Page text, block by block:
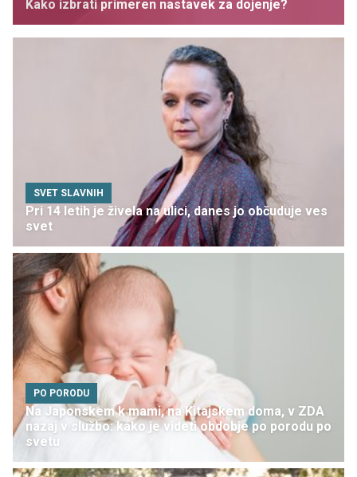
Kako izbrati primeren nastavek za dojenje?
SVET SLAVNIH
Pri 14 letih je živela na ulici, danes jo občuduje ves
svet
PO PORODU
Na Japonskem k mami, na Kitajskem doma, v ZDA
nazaj v službo: kako je videti obdobje po porodu po
svetu